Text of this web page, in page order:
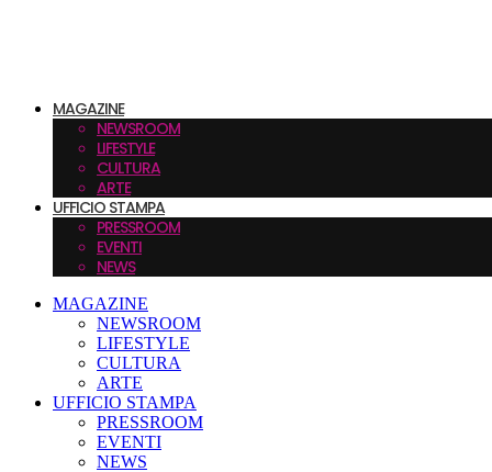
MAGAZINE
NEWSROOM
LIFESTYLE
CULTURA
ARTE
UFFICIO STAMPA
PRESSROOM
EVENTI
NEWS
MAGAZINE
NEWSROOM
LIFESTYLE
CULTURA
ARTE
UFFICIO STAMPA
PRESSROOM
EVENTI
NEWS